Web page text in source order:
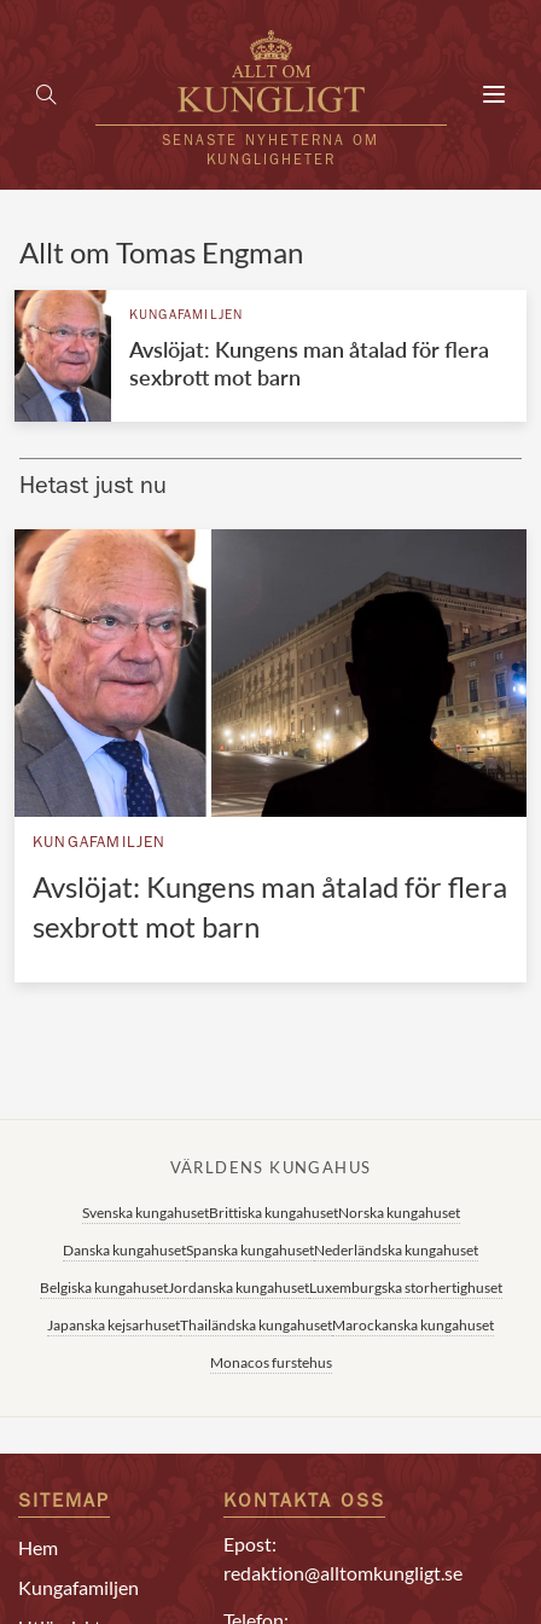
SENASTE NYHETERNA OM
KUNGLIGHETER
UTLÄNDSKT
VÄRLDENS KUNGAHUS
Brittiska kungahuset
Danska kungahuset
Spanska kungahuset
Nederländska kungahuset
Belgiska kungahuset
Jordanska kungahuset
Luxemburgska storhertighuset
Japanska kejsarhuset
Thailändska kungahuset
Allt om Tomas Engman
KUNGAFAMILJEN
Avslöjat: Kungens man åtalad för flera
sexbrott mot barn
Hetast just nu
KUNGAFAMILJEN
Avslöjat: Kungens man åtalad för flera
sexbrott mot barn
VÄRLDENS KUNGAHUS
Svenska kungahusetBrittiska kungahusetNorska kungahuset
Danska kungahusetSpanska kungahusetNederländska kungahuset
Belgiska kungahusetJordanska kungahusetLuxemburgska storhertighuset
Japanska kejsarhusetThailändska kungahusetMarockanska kungahuset
Monacos furstehus
SITEMAP
Hem
Kungafamiljen
KONTAKTA OSS
Epost:
redaktion@alltomkungligt.se